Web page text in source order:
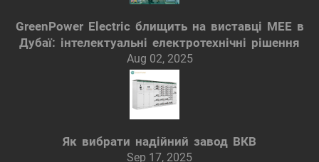
GreenPower Electric блищить на виставці MEE в
Дубаї: інтелектуальні електротехнічні рішення
Aug 02, 2025
Як вибрати надійний завод ВКВ
Sep 17, 2025